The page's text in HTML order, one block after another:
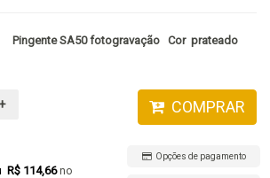
Pingente SA50 fotogravação Cor prateado
+ COMPRAR
R$ 114,66no
Opções de pagamento